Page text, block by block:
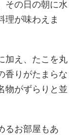
その日の朝に水
理が味わえま
加え、たこを丸
香りがたまらな
物がずらりと並
るお部屋もあ